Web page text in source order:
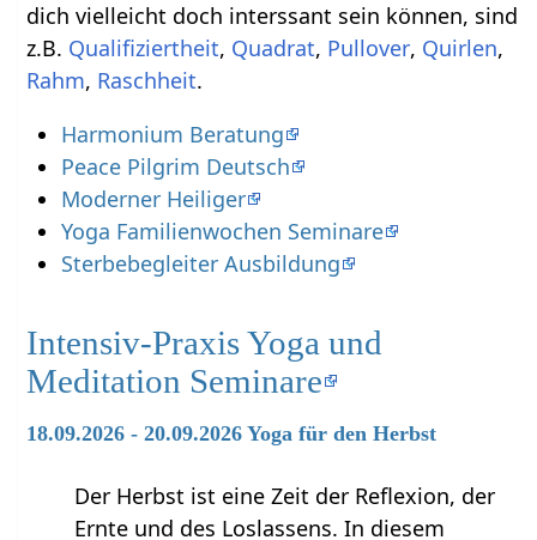
dich vielleicht doch interssant sein können, sind
z.B.
, , ,
,
,
.
Harmonium Beratung
Peace Pilgrim Deutsch
Moderner Heiliger
Yoga Familienwochen Seminare
Sterbebegleiter Ausbildung
Intensiv-Praxis Yoga und
Meditation Seminare
18.09.2026 - 20.09.2026 Yoga für den Herbst
Der Herbst ist eine Zeit der Reflexion, der
Ernte und des Loslassens. In diesem